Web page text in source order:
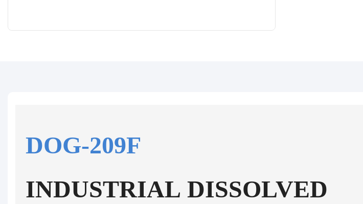
DOG-209F
INDUSTRIAL DISSOLVED